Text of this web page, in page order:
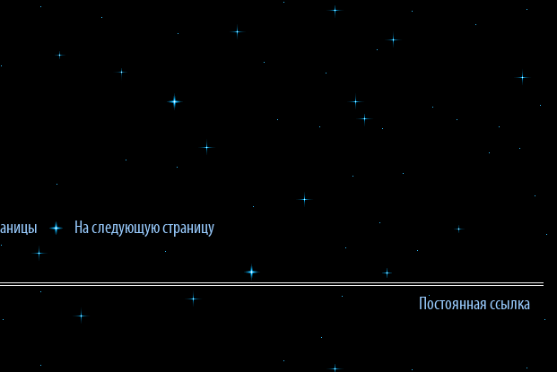
На следующую страницу
Постоянная ссылка